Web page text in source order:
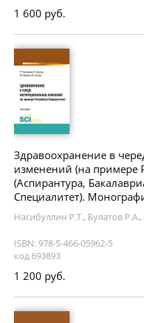
1 600 руб.
Здравоохранение в
изменений (на примере
(Аспирантура,
Специалитет).
Насибуллин Р.Т., Булатов
ISBN: 978-5-466-05962-5
код 693893
1 200 руб.